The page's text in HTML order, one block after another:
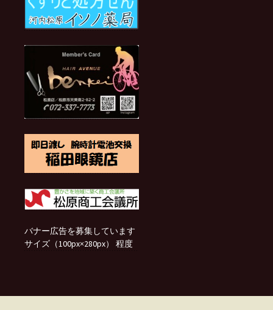
バナー広告を募集しています
サイズ（100px×280px） 程度